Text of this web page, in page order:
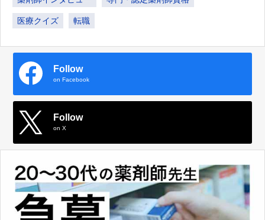
医療クイズ 転職
Follow
on Facebook
Follow
on X